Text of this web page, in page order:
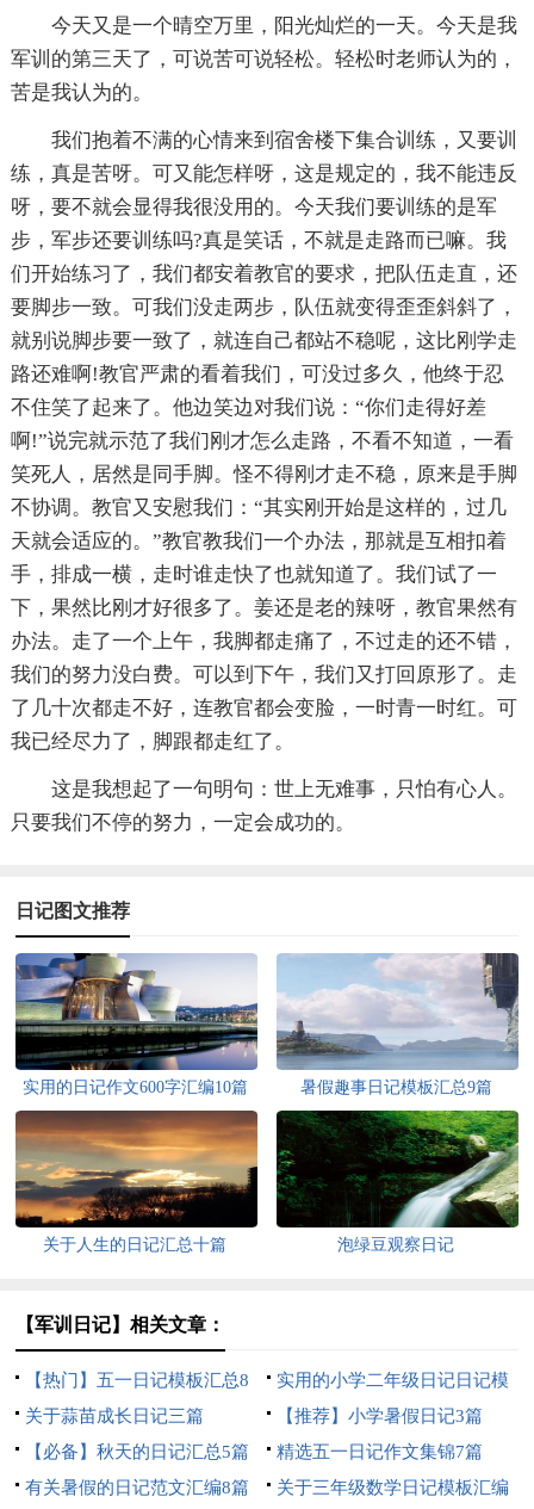
今天又是一个晴空万里，阳光灿烂的一天。今天是我
军训的第三天了，可说苦可说轻松。轻松时老师认为的，
苦是我认为的。
我们抱着不满的心情来到宿舍楼下集合训练，又要训
练，真是苦呀。可又能怎样呀，这是规定的，我不能违反
呀，要不就会显得我很没用的。今天我们要训练的是军
步，军步还要训练吗?真是笑话，不就是走路而已嘛。我
们开始练习了，我们都安着教官的要求，把队伍走直，还
要脚步一致。可我们没走两步，队伍就变得歪歪斜斜了，
就别说脚步要一致了，就连自己都站不稳呢，这比刚学走
路还难啊!教官严肃的看着我们，可没过多久，他终于忍
不住笑了起来了。他边笑边对我们说：“你们走得好差
啊!”说完就示范了我们刚才怎么走路，不看不知道，一看
笑死人，居然是同手脚。怪不得刚才走不稳，原来是手脚
不协调。教官又安慰我们：“其实刚开始是这样的，过几
天就会适应的。”教官教我们一个办法，那就是互相扣着
手，排成一横，走时谁走快了也就知道了。我们试了一
下，果然比刚才好很多了。姜还是老的辣呀，教官果然有
办法。走了一个上午，我脚都走痛了，不过走的还不错，
我们的努力没白费。可以到下午，我们又打回原形了。走
了几十次都走不好，连教官都会变脸，一时青一时红。可
我已经尽力了，脚跟都走红了。
这是我想起了一句明句：世上无难事，只怕有心人。
只要我们不停的努力，一定会成功的。
日记图文推荐
实用的日记作文600字汇编10篇 暑假趣事日记模板汇总9篇
关于人生的日记汇总十篇 泡绿豆观察日记
【军训日记】相关文章：
【热门】五一日记模板汇总8
篇
实用的小学二年级日记日记模
板汇编九篇
关于蒜苗成长日记三篇
【推荐】小学暑假日记3篇
【必备】秋天的日记汇总5篇
精选五一日记作文集锦7篇
有关暑假的日记范文汇编8篇
关于三年级数学日记模板汇编